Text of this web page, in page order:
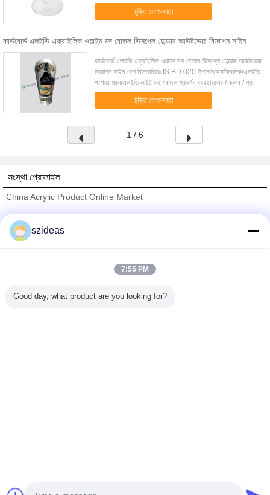
একটি ঘূর্ণনশ...
চুক্তি যোগানদাতা
কার্ডবোর্ড এলইডি এক্রাইলিক ওয়াইন মদ বোতল ডিসপ্লে হোল্ডার আউটডোর বিজ্ঞাপন সাইন
কার্ডবোর্ড এলইডি এক্রাইলিক ওয়াইন মদ বোতল ডিসপ্লে হোল্ডার আউটডোর
বিজ্ঞাপন সাইন বেশ বিস্তারিতঃ IS BD 020 উপাদানঃঅ্যাক্রিলিক/এলইডি
পণ্যের ধরনঃএলইডি লাইট সহ বোতল প্রদর্শন ব্যবহারঃবার / ক্লাব / প্রচার
/ বিজ্ঞাপন প...
চুক্তি যোগানদাতা
1 / 6
সংস্থা প্রোফাইল
China Acrylic Product Online Market
Trust Seal
szideas
7:55 PM
Good day, what product are you looking for?